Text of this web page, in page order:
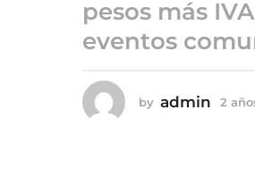
a
ñ
o
a
g
pesos más
eventos
by admin 2